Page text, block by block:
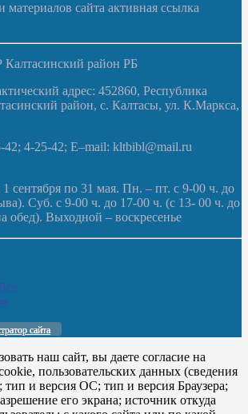
сайта активная ссылка
район РБ
адрес: 452860, Республика
район, с. Калтасы, ул. К.Маркса,
42; 4-25-42; E–mail: kltbibl@mail.ru
сентября по 31 мая. Пн. – пт. с 9-00 ч. до
Суб. с 9-00 ч. до 17-00 ч. (с 13- 00 ч. до
обед). Выходной – воскресенье
сайта
наш сайт, вы даете согласие на
пользовательских данных (сведения
и версия ОС; тип и версия Браузера;
его экрана; источник откуда